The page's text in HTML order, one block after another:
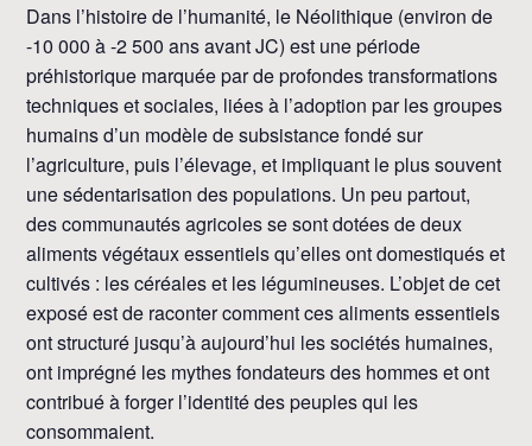
Dans l’histoire de l’humanité, le Néolithique (environ de
-10 000 à -2 500 ans avant JC) est une période
préhistorique marquée par de profondes transformations
techniques et sociales, liées à l’adoption par les groupes
humains d’un modèle de subsistance fondé sur
l’agriculture, puis l’élevage, et impliquant le plus souvent
une sédentarisation des populations. Un peu partout,
des communautés agricoles se sont dotées de deux
aliments végétaux essentiels qu’elles ont domestiqués et
cultivés : les céréales et les légumineuses. L’objet de cet
exposé est de raconter comment ces aliments essentiels
ont structuré jusqu’à aujourd’hui les sociétés humaines,
ont imprégné les mythes fondateurs des hommes et ont
contribué à forger l’identité des peuples qui les
consommaient.